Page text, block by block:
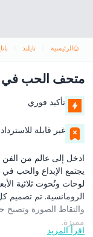
الرئيسية تايلند
متحف الحب في
تأكيد فوري
غير قابلة للاسترداد
ادخل إلى عالم من الفن
يجتمع الإبداع والحب
لوحات ونُحوت ثلاثية
الرومانسية. تم تصميم
والتقاط الصورة
مميزة.
اقرأ المزيد